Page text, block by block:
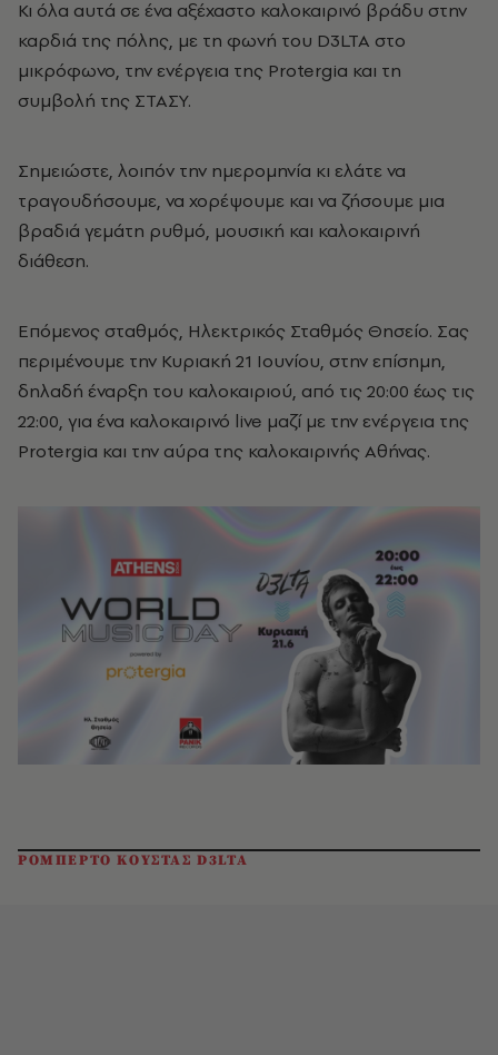
Κι όλα αυτά σε ένα αξέχαστο καλοκαιρινό βράδυ στην
καρδιά της πόλης, με τη φωνή του D3LTA στο
μικρόφωνο, την ενέργεια της Protergia και τη
συμβολή της ΣΤΑΣΥ.
Σημειώστε, λοιπόν την ημερομηνία κι ελάτε να
τραγουδήσουμε, να χορέψουμε και να ζήσουμε μια
βραδιά γεμάτη ρυθμό, μουσική και καλοκαιρινή
διάθεση.
Επόμενος σταθμός, Ηλεκτρικός Σταθμός Θησείο. Σας
περιμένουμε την Κυριακή 21 Ιουνίου, στην επίσημη,
δηλαδή έναρξη του καλοκαιριού, από τις 20:00 έως τις
22:00, για ένα καλοκαιρινό live μαζί με την ενέργεια της
Protergia και την αύρα της καλοκαιρινής Αθήνας.
ΡΟΜΠΕΡΤΟ ΚΟΥΣΤΑΣ D3LTA